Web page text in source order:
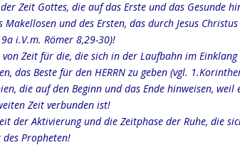
Zeit Gottes, die auf das Erste und das Gesunde
Makellosen und des Ersten, das durch Jesus
i.V.m. Römer 8,29-30)!
Zeit für die, die sich in der Laufbahn im
das Beste für den HERRN zu geben (vgl.
die auf den Beginn und das Ende hinweisen,
Zeit verbunden ist!
der Aktivierung und die Zeitphase der Ruhe, die
Propheten!